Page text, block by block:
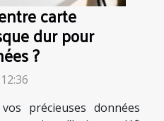
carte
dur pour
?
précieuses données